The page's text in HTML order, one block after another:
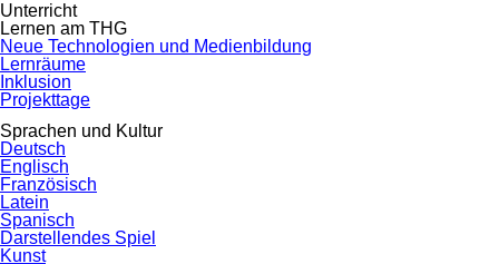
Unterricht
Lernen am THG
Neue Technologien und Medienbildung
Lernräume
Inklusion
Projekttage
Sprachen und Kultur
Deutsch
Englisch
Französisch
Latein
Spanisch
Darstellendes Spiel
Kunst